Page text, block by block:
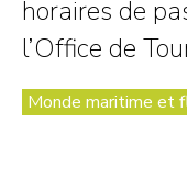
horaires de
l’Office de
Monde maritime et